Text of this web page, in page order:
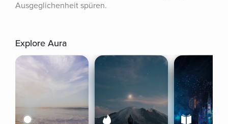
Ausgeglichenheit spüren.
Explore Aura